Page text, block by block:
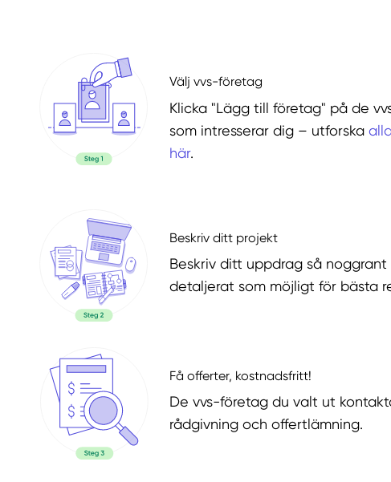
Välj vvs-företag
Klicka "Lägg till företag" på de
som intresserar dig – utforska
här.
Beskriv ditt projekt
Beskriv ditt uppdrag så noggrant
detaljerat som möjligt för bästa
Få offerter, kostnadsfritt!
De vvs-företag du valt ut
rådgivning och offertlämning.